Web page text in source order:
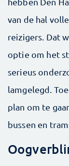
van de hal
reizigers. Dat
optie om het
serieus
lamgelegd.
plan om te
bussen en